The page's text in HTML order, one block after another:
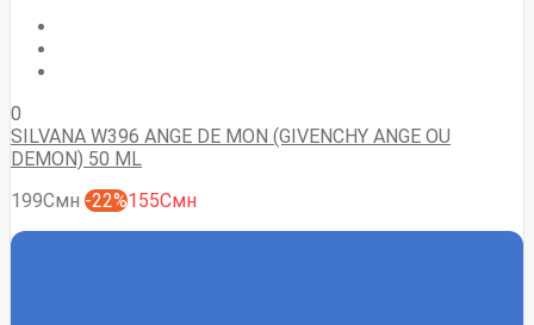
0
SILVANA W396 ANGE DE MON (GIVENCHY ANGE OU
DEMON) 50 ML
199Смн -22%155Смн